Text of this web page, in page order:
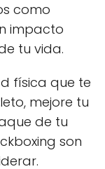
como
impacto
tu vida.
física que te
mejore tu
de tu
son